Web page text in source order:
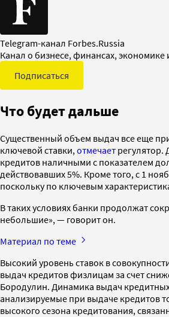
Telegram-канал Forbes.Russia
Канал о бизнесе, финансах, экономике
Подписаться
Что будет дальше
Существенный объем выдач все еще
ключевой ставки, отмечает регулятор.
кредитов наличными с показателем
действовавших 5%. Кроме того, с 1
поскольку по ключевым
В таких условиях банки продолжат
небольшие», — говорит он.
Материал по теме
Высокий уровень ставок в
выдач кредитов физлицам за счет
Бородулин. Динамика выдач
анализируемые при выдаче кредитов
высокого сезона кредитования,